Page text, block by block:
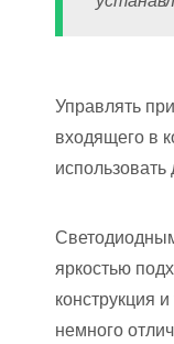
Управлять
входящего в
использовать
яркостью
конструкция
немного